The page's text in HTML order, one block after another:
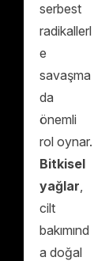
serbest
radikallerl
e
savaşma
da
önemli
rol oynar.
Bitkisel
yağlar,
cilt
bakımınd
a doğal